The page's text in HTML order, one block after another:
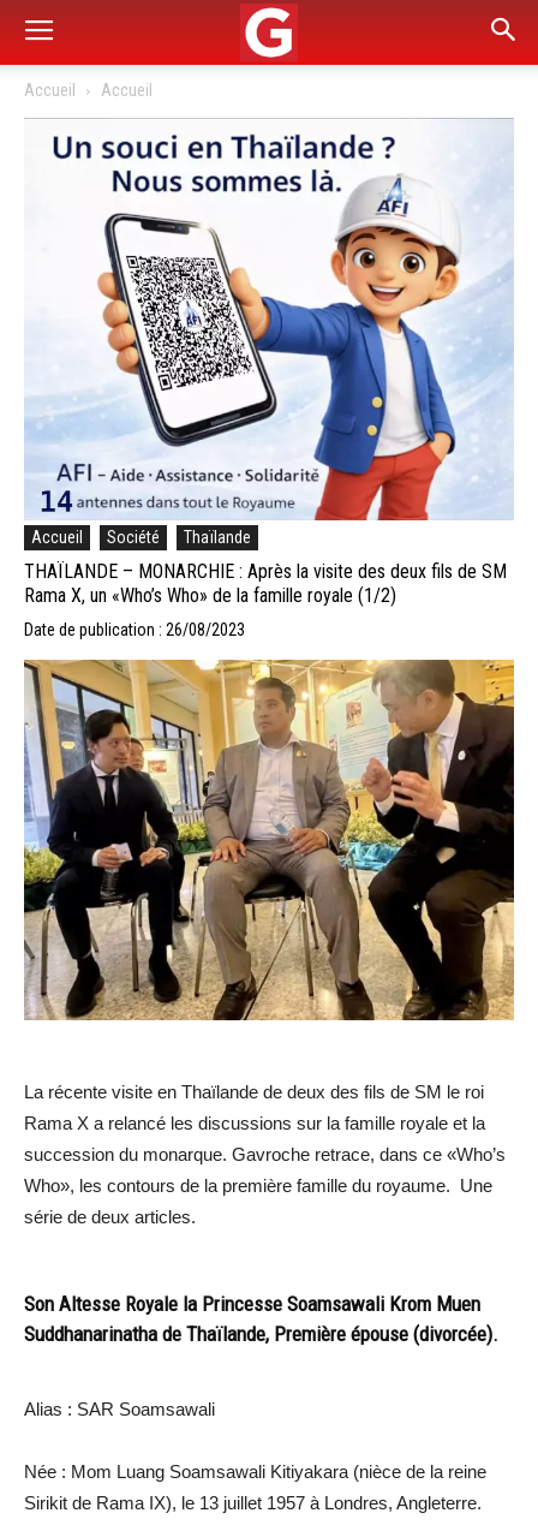
Accueil Accueil
Accueil Société Thaïlande
THAÏLANDE – MONARCHIE : Après la visite des deux fils de SM
Rama X, un «Who’s Who» de la famille royale (1/2)
Date de publication : 26/08/2023
La récente visite en Thaïlande de deux des fils de SM le roi
Rama X a relancé les discussions sur la famille royale et la
succession du monarque. Gavroche retrace, dans ce «Who’s
Who», les contours de la première famille du royaume. Une
série de deux articles.
Son Altesse Royale la Princesse Soamsawali Krom Muen
Suddhanarinatha de Thaïlande, Première épouse (divorcée).
Alias : SAR Soamsawali
Née : Mom Luang Soamsawali Kitiyakara (nièce de la reine
Sirikit de Rama IX), le 13 juillet 1957 à Londres, Angleterre.